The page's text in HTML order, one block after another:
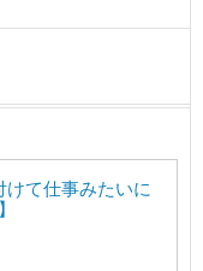
けて仕事みたいに